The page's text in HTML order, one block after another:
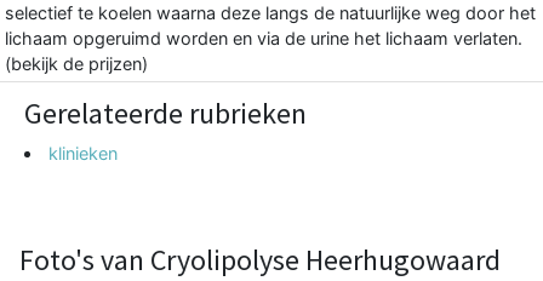
selectief te koelen waarna deze langs de natuurlijke weg door het
lichaam opgeruimd worden en via de urine het lichaam verlaten.
(bekijk de prijzen)
Gerelateerde rubrieken
klinieken
Foto's van Cryolipolyse Heerhugowaard